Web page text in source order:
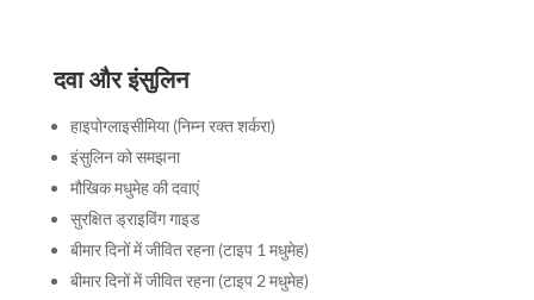
दवा और इंसुलिन
हाइपोग्लाइसीमिया (निम्न रक्त शर्करा)
इंसुलिन को समझना
मौखिक मधुमेह की दवाएं
सुरक्षित ड्राइविंग गाइड
बीमार दिनों में जीवित रहना (टाइप 1 मधुमेह)
बीमार दिनों में जीवित रहना (टाइप 2 मधुमेह)